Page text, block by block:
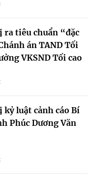
ra tiêu chuẩn “đặc
án TAND Tối
VKSND Tối cao
luật cảnh cáo Bí
Phúc Dương Văn